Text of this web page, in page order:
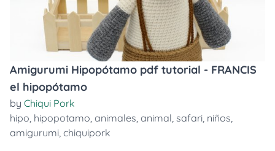
Amigurumi Hipopótamo pdf tutorial - FRANCIS
el hipopótamo
by Chiqui Pork
hipo, hipopotamo, animales, animal, safari, niños,
amigurumi, chiquipork